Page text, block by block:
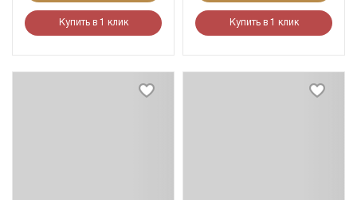
Купить в 1 клик Купить в 1 клик